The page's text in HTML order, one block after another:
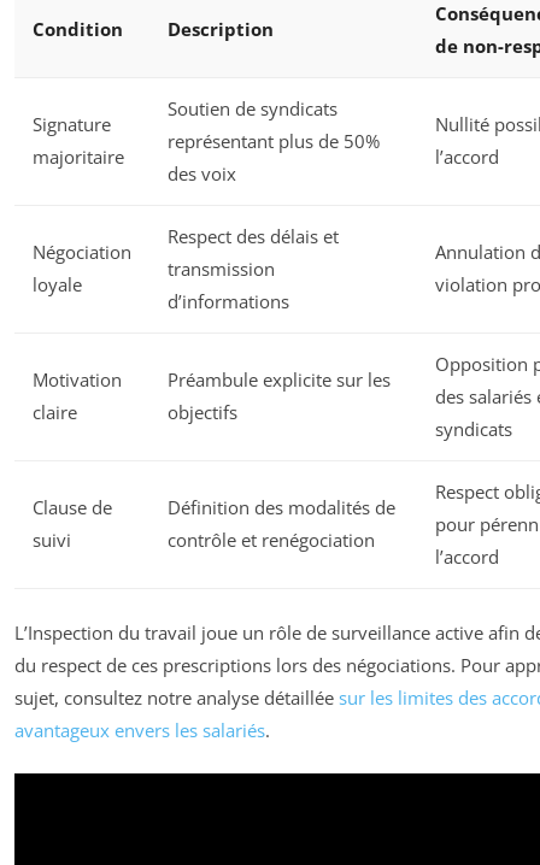
Condition Description
de non-
Signature
majoritaire
Soutien de syndicats
représentant plus de 50%
des voix
Nullité
l’accord
Négociation
loyale
Respect des délais et
transmission
d’informations
Annulation
violation
Motivation
claire
Préambule explicite sur les
objectifs
Opposition
des salariés
syndicats
Clause de
suivi
Définition des modalités de
contrôle et renégociation
Respect
pour
l’accord
L’Inspection du travail joue un rôle de surveillance active afin
du respect de ces prescriptions lors des négociations. Pour
sujet, consultez notre analyse détaillée sur les limites des
avantageux envers les salariés.